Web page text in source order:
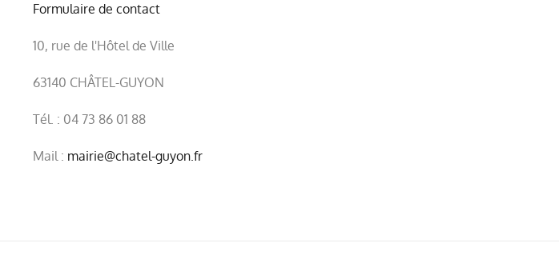
Formulaire de contact
10, rue de l'Hôtel de Ville
63140 CHÂTEL-GUYON
Tél. : 04 73 86 01 88
Mail : mairie@chatel-guyon.fr